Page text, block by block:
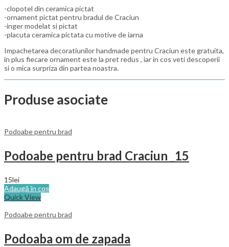
-clopotel din ceramica pictat
-ornament pictat pentru bradul de Craciun
-inger modelat si pictat
-placuta ceramica pictata cu motive de iarna
Impachetarea decoratiunilor handmade pentru Craciun este gratuita,
in plus fiecare ornament este la pret redus , iar in cos veti descoperii
si o mica surpriza din partea noastra.
Produse asociate
Podoabe pentru brad
Podoabe pentru brad Craciun _15
15lei
Adaugă în coș
Quick View
Podoabe pentru brad
Podoaba om de zapada